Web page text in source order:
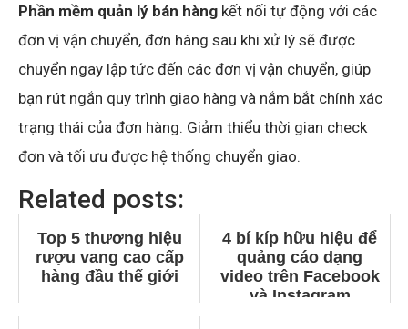
Phần mềm quản lý bán hàng kết nối tự động với các
đơn vị vận chuyển, đơn hàng sau khi xử lý sẽ được
chuyển ngay lập tức đến các đơn vị vận chuyển, giúp
bạn rút ngắn quy trình giao hàng và nắm bắt chính xác
trạng thái của đơn hàng. Giảm thiểu thời gian check
đơn và tối ưu được hệ thống chuyển giao.
Related posts:
Top 5 thương hiệu
rượu vang cao cấp
hàng đầu thế giới
4 bí kíp hữu hiệu để
quảng cáo dạng
video trên Facebook
và Instagram